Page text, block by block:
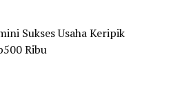
Sukses Usaha Keripik
Ribu